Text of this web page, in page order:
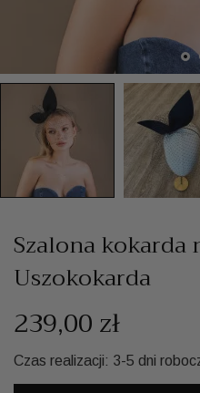
Szalona kokarda
Uszokokarda
239,00 zł
Czas realizacji: 3-5 dni